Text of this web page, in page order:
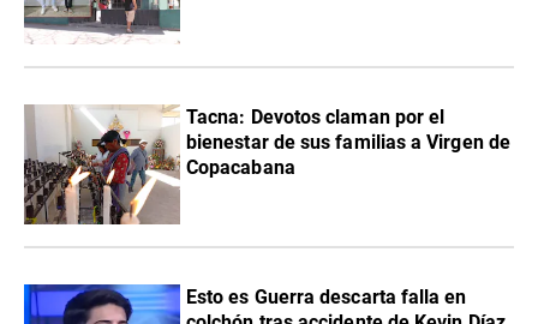
Tacna: Devotos claman por el
bienestar de sus familias a Virgen de
Copacabana
Esto es Guerra descarta falla en